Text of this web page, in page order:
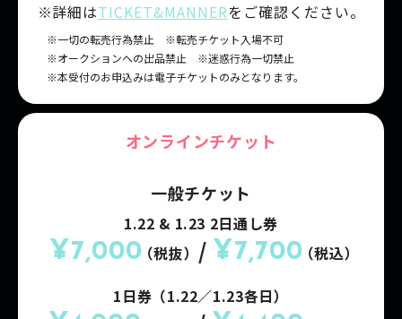
※詳細はTICKET&MANNERをご確認ください。
一切の転売行為禁止
転売チケット入場不可
オークションへの出品禁止
迷惑行為一切禁止
本受付のお申込みは電子チケットのみとなります。
オンラインチケット
一般チケット
1.22 & 1.23 2日通し券
¥7,000（税抜） / ¥7,700（税込）
1日券（1.22／1.23各日）